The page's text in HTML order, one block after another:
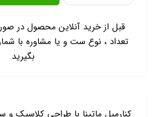
قبل از خرید آنلاین محصول در
تعداد ، نوع ست و یا مشاوره با
بگیرید
کنارمبل ماتینا با طراحی کلاسیک